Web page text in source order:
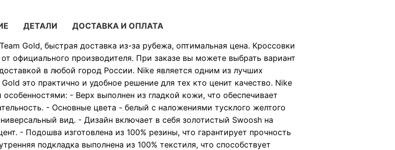
ДЕТАЛИ
ДОСТАВКА И ОПЛАТА
Gold, быстрая доставка из-за рубежа, оптимальная цена. Кроссовки
официального производителя. При заказе вы можете выбрать вариант
в любой город России. Nike является одним из лучших
это практично и удобное решение для тех кто ценит качество. Nike
- Верх выполнен из гладкой кожи, что обеспечивает
- Основные цвета - белый с наложениями тусклого желтого
вид. - Дизайн включает в себя золотистый Swoosh на
- Подошва изготовлена из 100% резины, что гарантирует прочность
подкладка выполнена из 100% текстиля, что способствует